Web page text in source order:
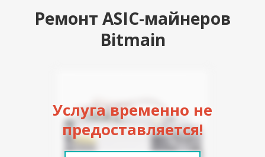
Ремонт ASIC-майнеров
Bitmain
Услуга временно не
предоставляется!